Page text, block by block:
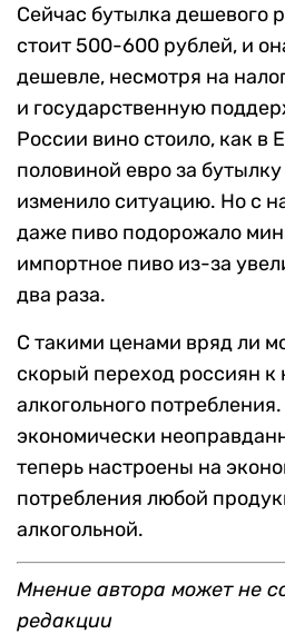
Сейчас бутылка дешевого
стоит 500-600 рублей, и
дешевле, несмотря на
и государственную
России вино стоило, как в
половиной евро за
изменило ситуацию. Но с
даже пиво подорожало
импортное пиво из-за
два раза.
С такими ценами вряд ли
скорый переход россиян
алкогольного
экономически
теперь настроены на
потребления любой
алкогольной.
Мнение автора может не
редакции